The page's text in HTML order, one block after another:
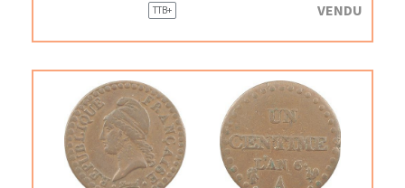
TTB+ VENDU